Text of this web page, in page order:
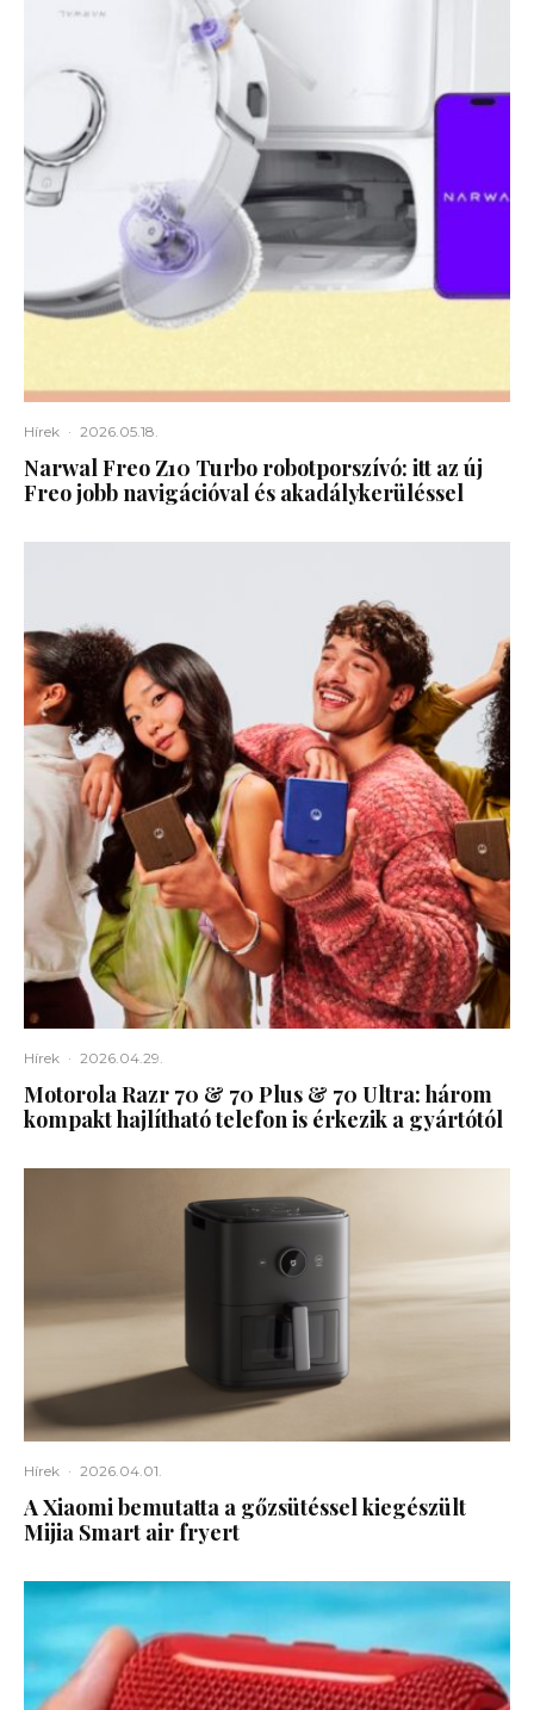
Hírek · 2026.05.18.
Narwal Freo Z10 Turbo robotporszívó: itt az új
Freo jobb navigációval és akadálykerüléssel
Hírek · 2026.04.29.
Motorola Razr 70 & 70 Plus & 70 Ultra: három
kompakt hajlítható telefon is érkezik a gyártótól
Hírek · 2026.04.01.
A Xiaomi bemutatta a gőzsütéssel kiegészült
Mijia Smart air fryert